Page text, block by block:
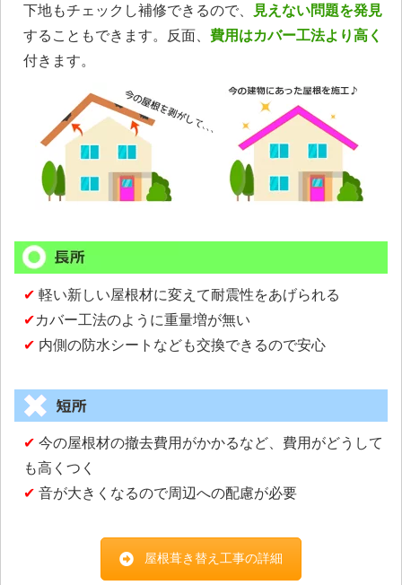
下地もチェックし補修できるので、
見えない問題を発見
することもできます。反面、 費用はカバー工法より高く
付きます。
✔ 軽い新しい屋根材に変えて耐震性をあげられる
✔カバー工法のように重量増が無い
✔ 内側の防水シートなども交換できるので安心
✔ 今の屋根材の撤去費用がかかるなど、費用がどうして
も高くつく
✔ 音が大きくなるので周辺への配慮が必要
屋根葺き替え工事の詳細